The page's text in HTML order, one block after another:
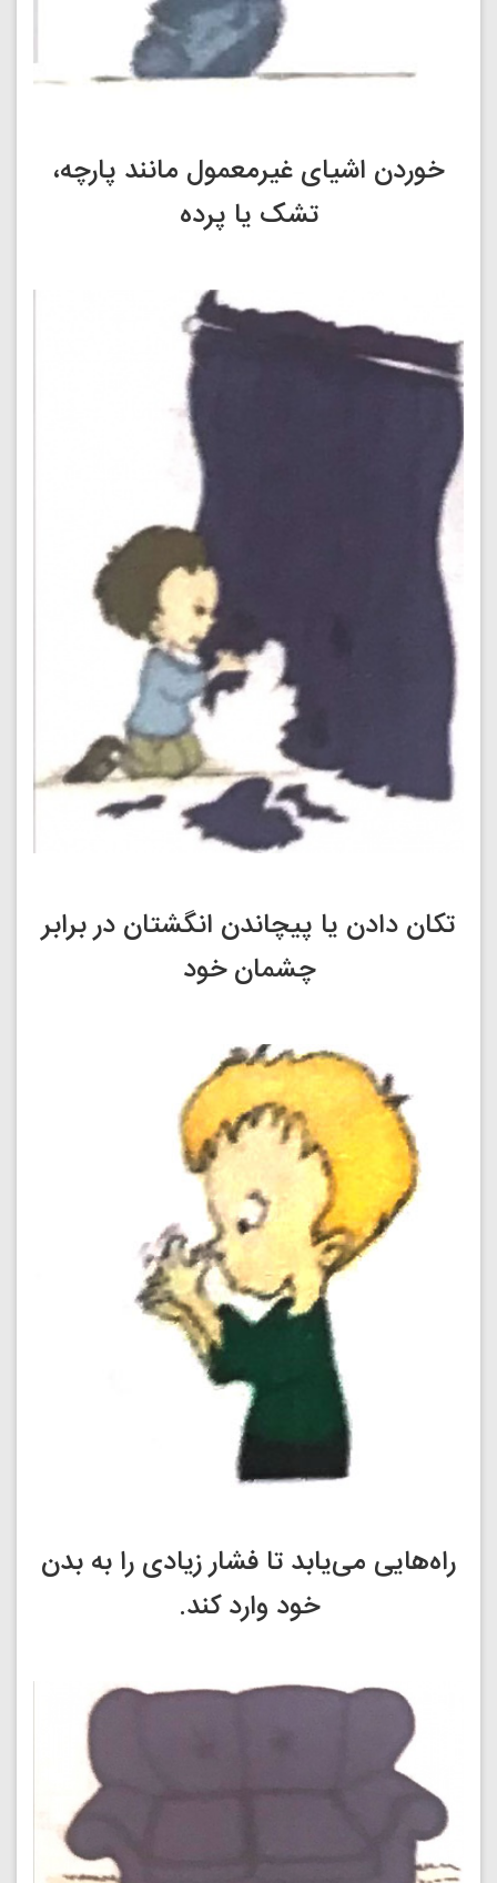
خوردن اشیای غیرمعمول مانند پارچه،
تشک یا پرده
تکان دادن یا پیچاندن انگشتان در برابر
چشمان خود
راه‌هایی می‌یابد تا فشار زیادی را به بدن
خود وارد کند.